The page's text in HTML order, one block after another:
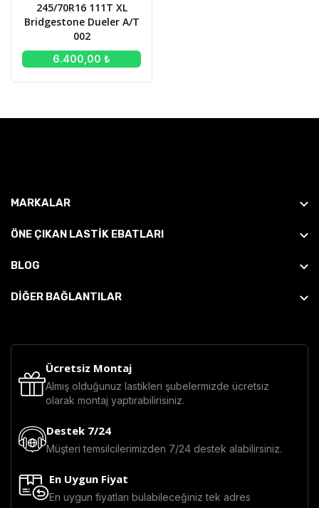
245/70R16 111T XL
Bridgestone Dueler A/T
002
6.400,00 ₺
MARKALAR
ÖNE ÇIKAN LASTIK EBATLARI
BLOG
DİĞER BAĞLANTILAR
Ücretsiz Montaj
Almış olduğunuz lastikleri şubelermizde ücretsiz
olarak montaj yaptırabilirisiniz.
Destek 7/24
Müşteri temsilcilerimizden 7/24 destek alabilirsiniz.
En Uygun Fiyat
En uygun fiyatları bulabileceğiniz tek adres